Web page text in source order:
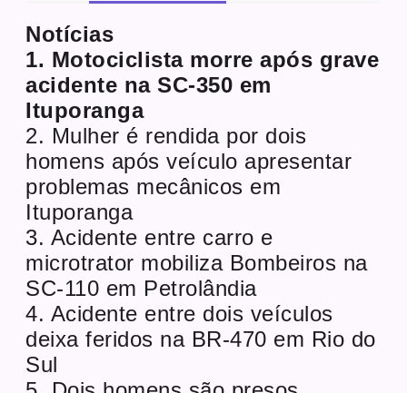
Notícias
1. Motociclista morre após grave
acidente na SC-350 em
Ituporanga
2. Mulher é rendida por dois
homens após veículo apresentar
problemas mecânicos em
Ituporanga
3. Acidente entre carro e
microtrator mobiliza Bombeiros na
SC-110 em Petrolândia
4. Acidente entre dois veículos
deixa feridos na BR-470 em Rio do
Sul